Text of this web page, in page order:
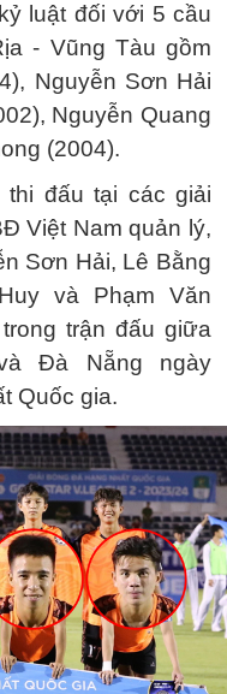
luật đối với 5 cầu
- Vũng Tàu gồm
Nguyễn Sơn Hải
Nguyễn Quang
(2004).
đấu tại các giải
Việt Nam quản lý,
Sơn Hải, Lê Bằng
và Phạm Văn
trận đấu giữa
Đà Nẵng ngày
Quốc gia.